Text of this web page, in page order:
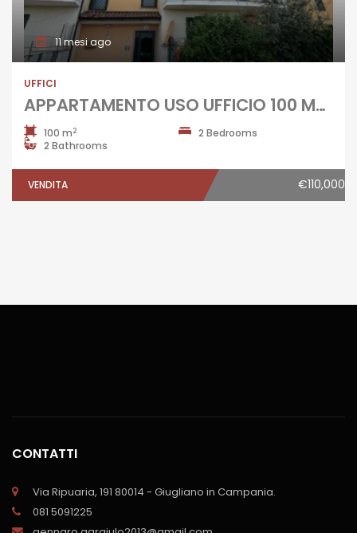
11 mesi ago
UFFICI
APPARTAMENTO USO UFFICIO 100 MQ Orta di Atella
100 m2
2 Bedrooms
2 Bathrooms
VENDITA €110,000
CONTATTI
Via Ripuaria, 191 80014 - Giugliano in Campania.
081 5091225